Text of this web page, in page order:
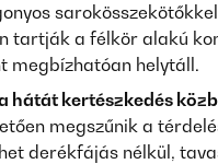
tartják a félkör alakú
megbízhatóan helytáll.
hátát kertészkedés
megszűnik a
derékfájás nélkül,